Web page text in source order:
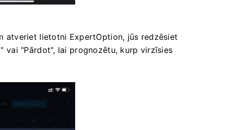
atveriet lietotni ExpertOption, jūs redzēsiet
"Pārdot", lai prognozētu, kurp virzīsies